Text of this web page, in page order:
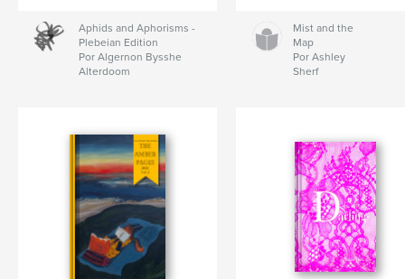
Aphids and Aphorisms -
Plebeian Edition
Por Algernon Bysshe
Alterdoom
Mist and the
Map
Por Ashley
Sherf